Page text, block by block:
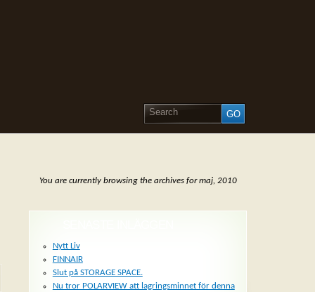
You are currently browsing the archives for maj, 2010
Nytt Liv
FINNAIR
Slut på STORAGE SPACE.
Nu tror POLARVIEW att lagringsminnet för denna